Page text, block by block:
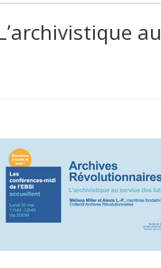
au